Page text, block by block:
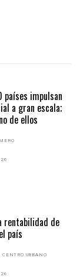
países impulsan
a gran escala;
de ellos
rentabilidad de
país
CENTRO URBANO